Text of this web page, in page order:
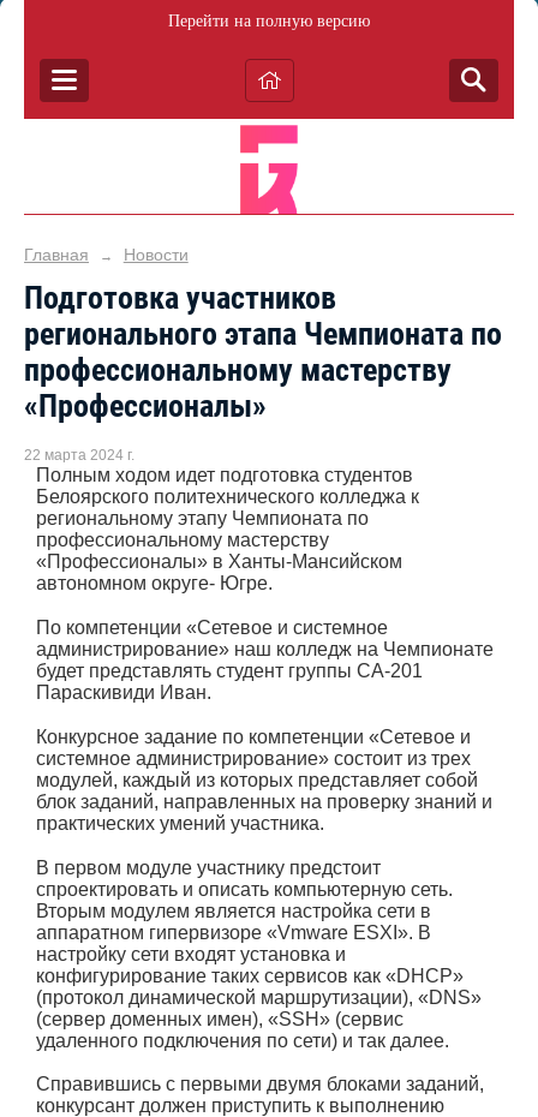
Перейти на полную версию
Главная → Новости
Подготовка участников
регионального этапа Чемпионата по
профессиональному мастерству
«Профессионалы»
22 марта 2024 г.
Полным ходом идет подготовка студентов
Белоярского политехнического колледжа к
региональному этапу Чемпионата по
профессиональному мастерству
«Профессионалы» в Ханты-Мансийском
автономном округе- Югре.
По компетенции «Сетевое и системное
администрирование» наш колледж на Чемпионате
будет представлять студент группы СА-201
Параскивиди Иван.
Конкурсное задание по компетенции «Сетевое и
системное администрирование» состоит из трех
модулей, каждый из которых представляет собой
блок заданий, направленных на проверку знаний и
практических умений участника.
В первом модуле участнику предстоит
спроектировать и описать компьютерную сеть.
Вторым модулем является настройка сети в
аппаратном гипервизоре «Vmware ESXI». В
настройку сети входят установка и
конфигурирование таких сервисов как «DHCP»
(протокол динамической маршрутизации), «DNS»
(сервер доменных имен), «SSH» (сервис
удаленного подключения по сети) и так далее.
Справившись с первыми двумя блоками заданий,
конкурсант должен приступить к выполнению